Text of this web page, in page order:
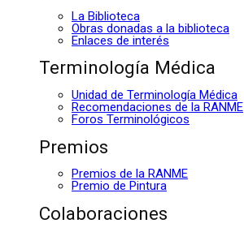
La Biblioteca
Obras donadas a la biblioteca
Enlaces de interés
Terminología Médica
Unidad de Terminología Médica
Recomendaciones de la RANME
Foros Terminológicos
Premios
Premios de la RANME
Premio de Pintura
Colaboraciones